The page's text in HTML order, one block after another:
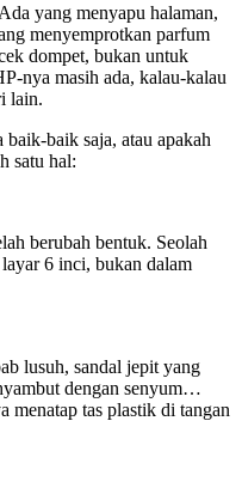
yang menyapu halaman,
menyemprotkan parfum
dompet, bukan untuk
nya masih ada, kalau-kalau
lain.
baik saja, atau apakah
satu hal:
berubah bentuk. Seolah
6 inci, bukan dalam
lusuh, sandal jepit yang
dengan senyum…
menatap tas plastik di tangan